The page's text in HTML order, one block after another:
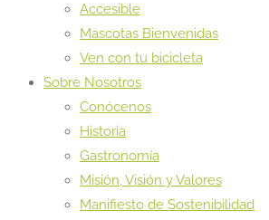
Accesible
Mascotas Bienvenidas
Ven con tu bicicleta
Sobre Nosotros
Conócenos
Historia
Gastronomía
Misión, Visión y Valores
Manifiesto de Sostenibilidad